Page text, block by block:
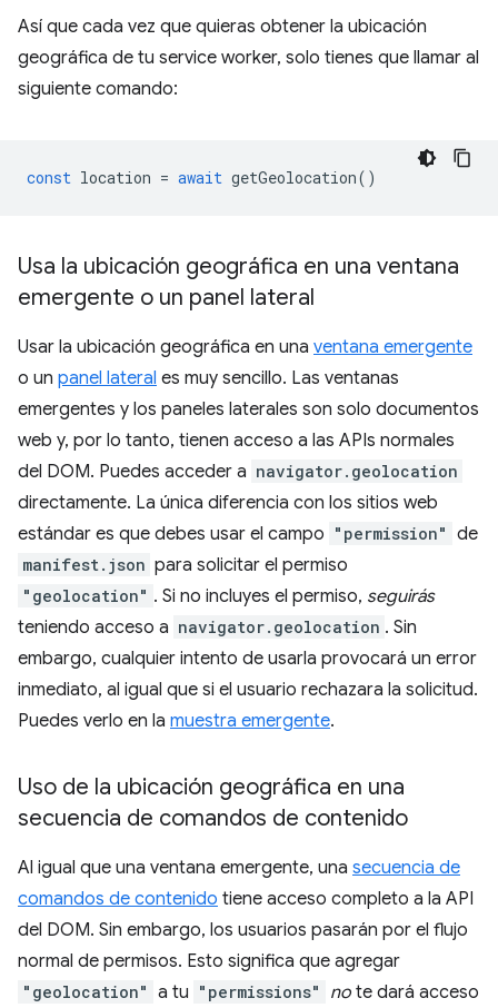
Así que cada vez que quieras obtener la ubicación
geográfica de tu service worker, solo tienes que llamar al
siguiente comando:
const location = await getGeolocation()
Usa la ubicación geográfica en una ventana
emergente o un panel lateral
Usar la ubicación geográfica en una ventana emergente
o un panel lateral es muy sencillo. Las ventanas
emergentes y los paneles laterales son solo documentos
web y, por lo tanto, tienen acceso a las APIs normales
del DOM. Puedes acceder a navigator.geolocation
directamente. La única diferencia con los sitios web
estándar es que debes usar el campo "permission" de
manifest.json para solicitar el permiso
"geolocation" . Si no incluyes el permiso, seguirás
teniendo acceso a navigator.geolocation . Sin
embargo, cualquier intento de usarla provocará un error
inmediato, al igual que si el usuario rechazara la solicitud.
Puedes verlo en la muestra emergente.
Uso de la ubicación geográfica en una
secuencia de comandos de contenido
Al igual que una ventana emergente, una secuencia de
comandos de contenido tiene acceso completo a la API
del DOM. Sin embargo, los usuarios pasarán por el flujo
normal de permisos. Esto significa que agregar
"geolocation" a tu "permissions" no te dará acceso